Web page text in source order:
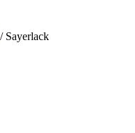
/ Sayerlack